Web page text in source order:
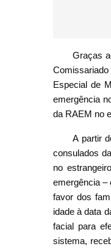
Graças
Especial de
emergência
da RAEM no
A partir
consulados
no
emergência –
favor dos
idade à data
facial para
sistema,